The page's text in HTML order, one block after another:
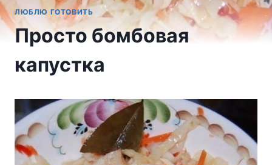
ЛЮБЛЮ ГОТОВИТЬ
Просто бомбовая
капустка